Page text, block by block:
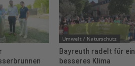
Umwelt / Naturschutz
Bayreuth radelt für ein
besseres Klima